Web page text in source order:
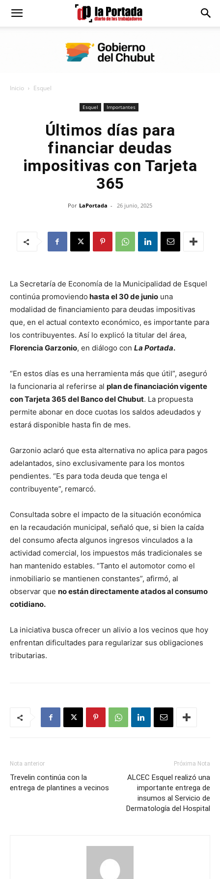
Diario
Inicio Esquel
Esquel Importantes
Últimos días para
financiar deudas
impositivas con Tarjeta
365
Por LaPortada - 26 junio, 2025
La Secretaría de Economía de la Municipalidad de Esquel
continúa promoviendo hasta el 30 de junio una
modalidad de financiamiento para deudas impositivas
que, en el actual contexto económico, es importante para
los contribuyentes. Así lo explicó la titular del área,
Florencia Garzonio, en diálogo con La Portada.
“En estos días es una herramienta más que útil”, aseguró
la funcionaria al referirse al plan de financiación vigente
con Tarjeta 365 del Banco del Chubut. La propuesta
permite abonar en doce cuotas los saldos adeudados y
estará disponible hasta fin de mes.
Garzonio aclaró que esta alternativa no aplica para pagos
adelantados, sino exclusivamente para los montos
pendientes. “Es para toda deuda que tenga el
contribuyente”, remarcó.
Consultada sobre el impacto de la situación económica
en la recaudación municipal, señaló que, si bien la caída
del consumo afecta algunos ingresos vinculados a la
actividad comercial, los impuestos más tradicionales se
han mantenido estables. “Tanto el automotor como el
inmobiliario se mantienen constantes”, afirmó, al
observar que no están directamente atados al consumo
cotidiano.
La iniciativa busca ofrecer un alivio a los vecinos que hoy
enfrentan dificultades para regularizar sus obligaciones
tributarias.
Nota anterior
Trevelin continúa con la
entrega de plantines a vecinos
Próxima Nota
ALCEC Esquel realizó una
importante entrega de
insumos al Servicio de
Dermatología del Hospital